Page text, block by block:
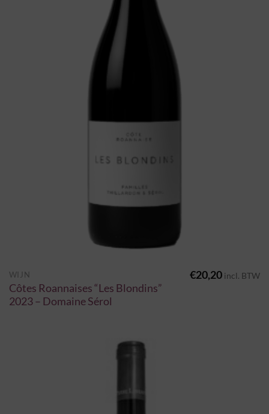
WIJN
Côtes Roannaises “Les Blondins”
2023 – Domaine Sérol
€20,20 incl. BTW